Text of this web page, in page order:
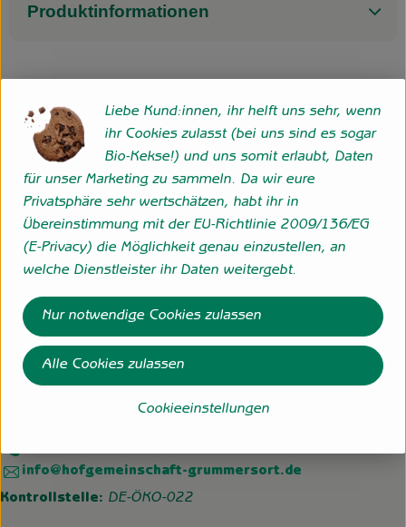
Produktinformationen
Herkunft
Hersteller: Hofgemeinschaft Grummersort GbR
27798 Hude eigene Erzeugung
zur Webseite
Externer Link zu https://www.instagram.com/
Externer Link zu https://wp.solawi-
Hofgemeinschaft Grummersort
info@hofgemeinschaft-grummersort.de
Kontrollstelle: DE-ÖKO-022
Liebe Kund:innen, ihr helft uns sehr, wenn
ihr Cookies zulasst (bei uns sind es sogar
Bio-Kekse!) und uns somit erlaubt, Daten
für unser Marketing zu sammeln. Da wir eure
Privatsphäre sehr wertschätzen, habt ihr in
Übereinstimmung mit der EU-Richtlinie 2009/136/EG
(E-Privacy) die Möglichkeit genau einzustellen, an
welche Dienstleister ihr Daten weitergebt.
Cookieeinstellungen
Nur notwendige Cookies zulassen
Alle Cookies zulassen